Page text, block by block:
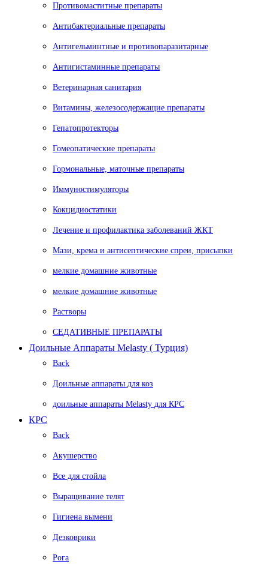
Противомаститные препараты
Антибактериальные препараты
Антигельминтные и противопаразитарные
Антигистаминные препараты
Ветеринарная санитария
Витамины, железосодержащие препараты
Гепатопротекторы
Гомеопатические препараты
Гормональные, маточные препараты
Иммуностимуляторы
Кокцидиостатики
Лечение и профилактика заболеваний ЖКТ
Мази, крема и антисептические спреи, присыпки
мелкие домашние животные
мелкие домашние животные
Растворы
СЕДАТИВНЫЕ ПРЕПАРАТЫ
Доильные Аппараты Melasty ( Турция)
Back
Доильные аппараты для коз
доильные аппараты Melasty для КРС
КРС
Back
Акушерство
Все для стойла
Выращивание телят
Гигиена вымени
Дезковрики
Рога